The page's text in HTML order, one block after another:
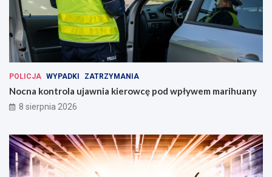
POLICJA WYPADKI ZATRZYMANIA
Nocna kontrola ujawnia kierowcę pod wpływem marihuany
8 sierpnia 2026